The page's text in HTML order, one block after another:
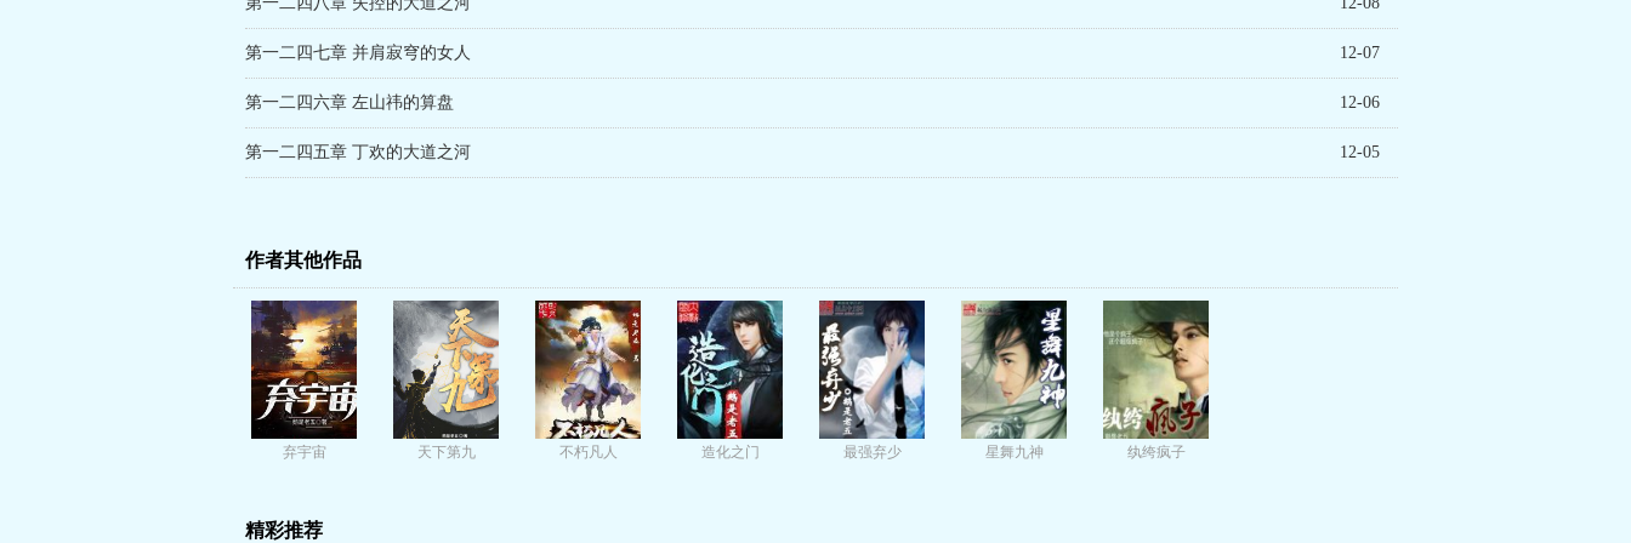
第一二四七章 并肩寂穹的女人 12-07
第一二四六章 左山祎的算盘 12-06
第一二四五章 丁欢的大道之河 12-05
作者其他作品
弃宇宙 天下第九 不朽凡人 造化之门 最强弃少 星舞九神 纨绔疯子
精彩推荐